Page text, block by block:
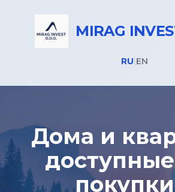
MIRAG
RU EN
Недвижимость
Дома и